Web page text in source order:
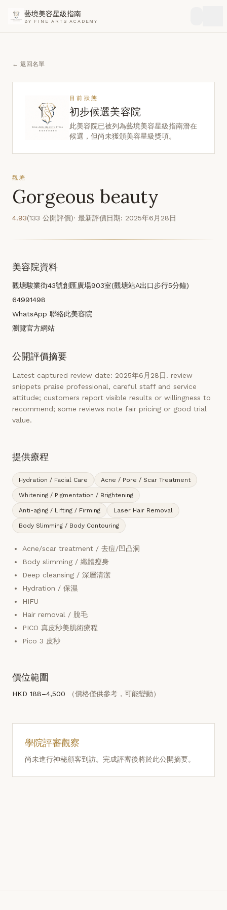
藝境美容星級指南
BY FINE ARTS ACADEMY
← 返回名單
目前狀態
初步候選美容院
此美容院已被列為藝境美容星級指南潛在
候選，但尚未獲頒美容星級獎項。
觀塘
Gorgeous beauty
4.93(133 公開評價)· 最新評價日期: 2025年6月28日
美容院資料
觀塘駿業街43號創匯廣場903室(觀塘站A出口步行5分鐘)
64991498
WhatsApp 聯絡此美容院
瀏覽官方網站
公開評價摘要
Latest captured review date: 2025年6月28日. review
snippets praise professional, careful staff and service
attitude; customers report visible results or willingness to
recommend; some reviews note fair pricing or good trial
value.
提供療程
Hydration / Facial Care Acne / Pore / Scar Treatment
Whitening / Pigmentation / Brightening
Anti-aging / Lifting / Firming Laser Hair Removal
Body Slimming / Body Contouring
Acne/scar treatment / 去痘/凹凸洞
Body slimming / 纖體瘦身
Deep cleansing / 深層清潔
Hydration / 保濕
HIFU
Hair removal / 脫毛
PICO 真皮秒美肌術療程
Pico 3 皮秒
價位範圍
HKD 188–4,500 （價格僅供參考，可能變動）
學院評審觀察
尚未進行神秘顧客到訪。完成評審後將於此公開摘要。